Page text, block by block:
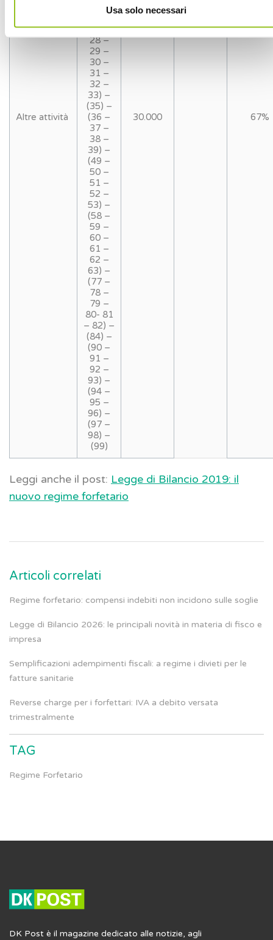
Usa solo necessari
Altre attività
25 –
27 –
28 –
29 –
30 –
31 –
32 –
33) –
(35) –
(36 –
37 –
38 –
39) –
(49 –
50 –
51 –
52 –
53) –
(58 –
59 –
60 –
61 –
62 –
63) –
(77 –
78 –
79 –
80- 81
– 82) –
(84) –
(90 –
91 –
92 –
93) –
(94 –
95 –
96) –
(97 –
98) –
(99)
30.000 67%
Leggi anche il post: Legge di Bilancio 2019: il
nuovo regime forfetario
Articoli correlati
Regime forfetario: compensi indebiti non incidono sulle soglie
Legge di Bilancio 2026: le principali novità in materia di fisco e
impresa
Semplificazioni adempimenti fiscali: a regime i divieti per le
fatture sanitarie
Reverse charge per i forfettari: IVA a debito versata
trimestralmente
TAG
Regime Forfetario
DK Post è il magazine dedicato alle notizie, agli